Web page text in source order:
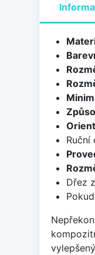
Dřez